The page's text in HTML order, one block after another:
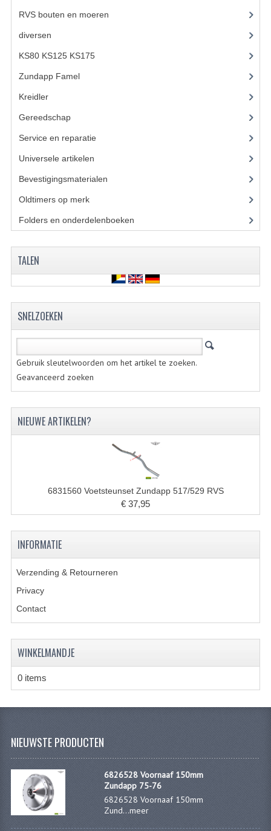
CRANKS EN STANDAARDS
BUITENBANDEN
ALUMINIUM VELGEN
SPAKEN
WIELEN DIVERSEN
SCHOKBREKERS
STUUR EN BEDIENING
COCKPIT ONDERDELEN
HANDELS EN HANDVATTEN
MAGURA BLOKHANDELS
TELLERS COMPLEET
TANK
VERLICHTING EN ELEKTRA
ACHTERLICHTEN
KABELBOMEN
KOPLAMPEN
RVS bouten en moeren
diversen
KS80 KS125 KS175(309)
Zundapp Famel(61)
Kreidler(648)
Gereedschap(5)
Service en reparatie
Universele artikelen
Bevestigingsmaterialen
Oldtimers op merk(73)
Folders en onderdelenboeken
TALEN
SNELZOEKEN
Gebruik sleutelwoorden om het artikel te zoeken.
Geavanceerd zoeken
NIEUWE ARTIKELEN?
6831560 Voetsteunset Zundapp 517/529 RVS
€ 37,95
INFORMATIE
Verzending & Retourneren
Privacy
Contact
WINKELMANDJE
0 items
NIEUWSTE PRODUCTEN
6826528 Voornaaf 150mm
Zundapp 75-76
6826528 Voornaaf 150mm
Zund...meer